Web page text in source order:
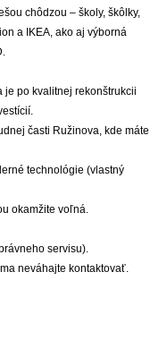
chôdzou – školy, škôlky,
a IKEA, ako aj výborná
je po kvalitnej rekonštrukcii
časti Ružinova, kde máte
technológie (vlastný
okamžite voľná.
servisu).
neváhajte kontaktovať.